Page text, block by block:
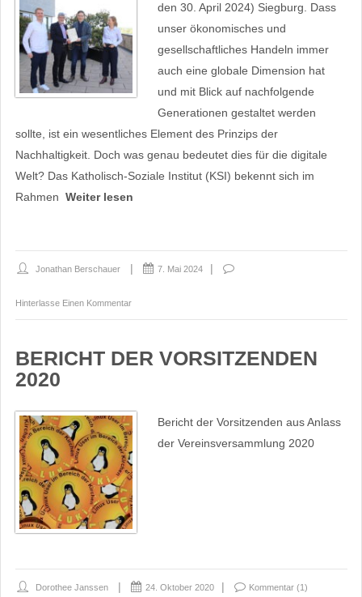
den 30. April 2024) Siegburg. Dass
unser ökonomisches und
gesellschaftliches Handeln immer
auch eine globale Dimension hat
und mit Blick auf nachfolgende
Generationen gestaltet werden
sollte, ist ein wesentliches Element des Prinzips der
Nachhaltigkeit. Doch was genau bedeutet dies für die digitale
Welt? Das Katholisch-Soziale Institut (KSI) bekennt sich im
Rahmen Weiter lesen
Jonathan Berschauer 7. Mai 2024
Hinterlasse Einen Kommentar
BERICHT DER VORSITZENDEN
2020
Bericht der Vorsitzenden aus Anlass
der Vereinsversammlung 2020
Dorothee Janssen 24. Oktober 2020 Kommentar (1)